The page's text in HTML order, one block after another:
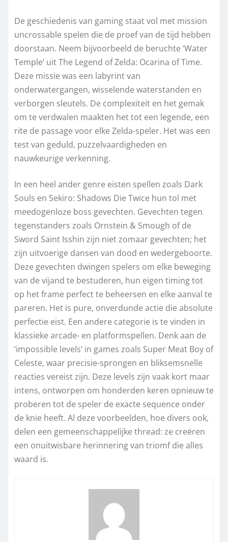
De geschiedenis van gaming staat vol met mission
uncrossable spelen die de proef van de tijd hebben
doorstaan. Neem bijvoorbeeld de beruchte ‘Water
Temple’ uit The Legend of Zelda: Ocarina of Time.
Deze missie was een labyrint van
onderwatergangen, wisselende waterstanden en
verborgen sleutels. De complexiteit en het gemak
om te verdwalen maakten het tot een legende, een
rite de passage voor elke Zelda-speler. Het was een
test van geduld, puzzelvaardigheden en
nauwkeurige verkenning.
In een heel ander genre eisten spellen zoals Dark
Souls en Sekiro: Shadows Die Twice hun tol met
meedogenloze boss gevechten. Gevechten tegen
tegenstanders zoals Ornstein & Smough of de
Sword Saint Isshin zijn niet zomaar gevechten; het
zijn uitvoerige dansen van dood en wedergeboorte.
Deze gevechten dwingen spelers om elke beweging
van de vijand te bestuderen, hun eigen timing tot
op het frame perfect te beheersen en elke aanval te
pareren. Het is pure, onverdunde actie die absolute
perfectie eist. Een andere categorie is te vinden in
klassieke arcade- en platformspellen. Denk aan de
‘impossible levels’ in games zoals Super Meat Boy of
Celeste, waar precisie-sprongen en bliksemsnelle
reacties vereist zijn. Deze levels zijn vaak kort maar
intens, ontworpen om honderden keren opnieuw te
proberen tot de speler de exacte sequence onder
de knie heeft. Al deze voorbeelden, hoe divers ook,
delen een gemeenschappelijke thread: ze creëren
een onuitwisbare herinnering van triomf die alles
waard is.